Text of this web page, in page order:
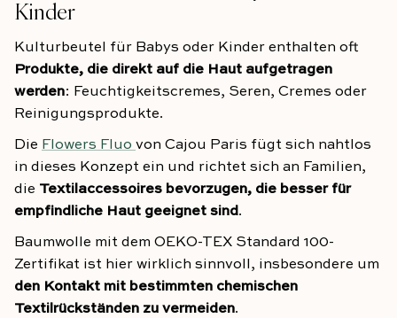
Kinder
Kulturbeutel für Babys oder Kinder enthalten oft
Produkte, die direkt auf die Haut aufgetragen
werden: Feuchtigkeitscremes, Seren, Cremes oder
Reinigungsprodukte.
Die Flowers Fluo von Cajou Paris fügt sich nahtlos
in dieses Konzept ein und richtet sich an Familien,
die Textilaccessoires bevorzugen, die besser für
empfindliche Haut geeignet sind.
Baumwolle mit dem OEKO-TEX Standard 100-
Zertifikat ist hier wirklich sinnvoll, insbesondere um
den Kontakt mit bestimmten chemischen
Textilrückständen zu vermeiden.